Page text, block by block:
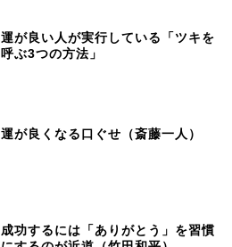
運が良い人が実行している「ツキを
呼ぶ3つの方法」
運が良くなる口ぐせ（斎藤一人）
成功するには「ありがとう」を習慣